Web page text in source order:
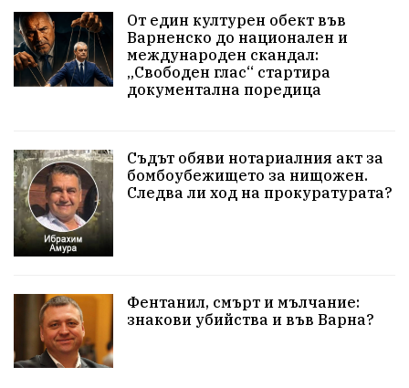
Културни и спортни събития Аспарухово
Безводие пожари Тенис Вълчи дол
Училища Лична инициатива Величие
Приют за кучета Култура и образование
Музика Камчия
Незаконно строителство
Да защитим кмета на Варна
От един културен обект във
Варненско до национален и
международен скандал:
„Свободен глас“ стартира
документална поредица
Съдът обяви нотариалния акт за
бомбоубежището за нищожен.
Следва ли ход на прокуратурата?
Фентанил, смърт и мълчание:
знакови убийства и във Варна?